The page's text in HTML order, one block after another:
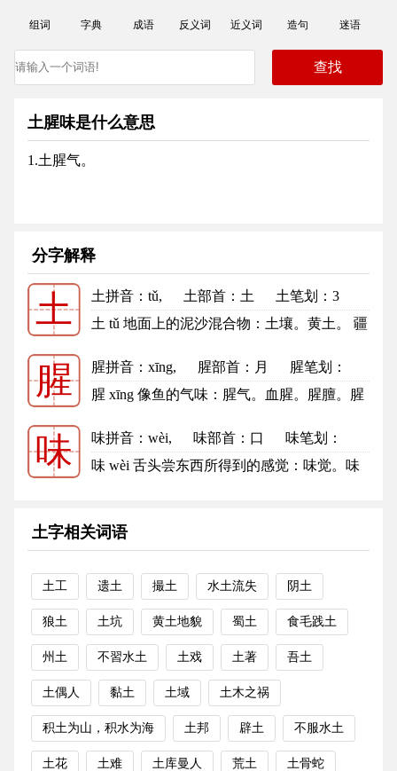
组词 字典 成语 反义词 近义词 造句 迷语
土腥味是什么意思
1.土腥气。
分字解释
土 土拼音 ：tǔ, 土部首 ：土
土笔划：3
土的笔顺
土 tǔ 地面上的泥沙混合物：土壤。黄土。 疆
腥 腥拼音 ：xīng, 腥部首 ：月
腥笔划：
13
腥的笔顺
腥 xīng 像鱼的气味：腥气。血腥。腥膻。腥
味 味拼音 ：wèi, 味部首 ：口
味笔划：
8
味的笔顺
味 wèi 舌头尝东西所得到的感觉：味觉。味
土字相关词语
土工 遗土 撮土 水土流失 阴土
狼土 土坑 黄土地貌 蜀土 食毛践土
州土 不習水土 土戏 土著 吾土
土偶人 黏土 土域 土木之祸
积土为山，积水为海 土邦 辟土 不服水土
土花 土难 土库曼人 荒土 土骨蛇